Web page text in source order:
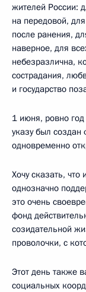
жителей России:
на передовой,
после ранения,
наверное, для
небезразлична,
сострадания,
и государство
1 июня, ровно
указу был создан
одновременно
Хочу сказать,
однозначно
это очень
фонд
созидательной
проволочки, с
Этот день также
социальных